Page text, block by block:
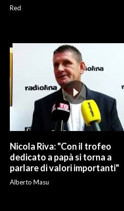
Red
Nicola Riva: "Con il trofeo
dedicato a papà si torna a
parlare di valori importanti"
Alberto Masu